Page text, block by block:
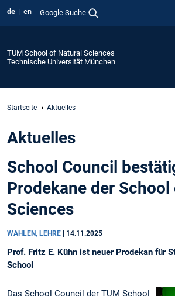
de en Google Suche
TUM School of Natural Sciences
Technische Universität München
Startseite Aktuelles
Aktuelles
School Council
Prodekane der School
Sciences
WAHLEN, LEHRE 14.11.2025
Prof. Fritz E. Kühn ist neuer Prodekan für
School